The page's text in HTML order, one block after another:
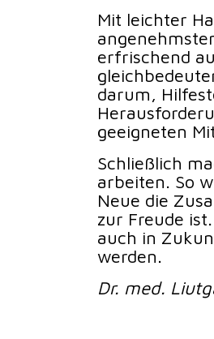
Mit leichter
erfrischend
darum,
geeigneten
Schließlich
arbeiten. So
Neue die
zur Freude
auch in
werden.
Dr. med.